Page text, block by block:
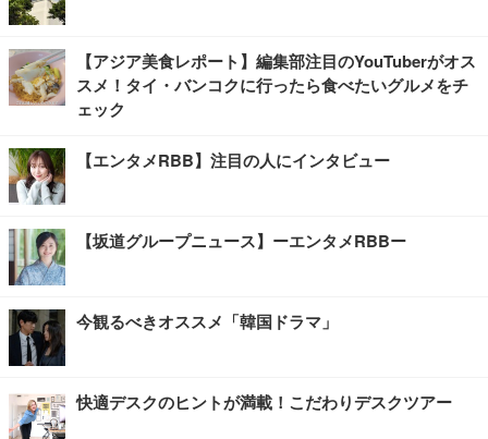
【アジア美食レポート】編集部注目のYouTuberがオス
スメ！タイ・バンコクに行ったら食べたいグルメをチ
ェック
【エンタメRBB】注目の人にインタビュー
【坂道グループニュース】ーエンタメRBBー
今観るべきオススメ「韓国ドラマ」
快適デスクのヒントが満載！こだわりデスクツアー